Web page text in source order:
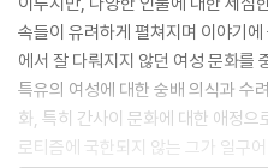
속들이 유려하게 펼쳐지며 이야기
에서 잘 다뤄지지 않던 여성 문화를
특유의 여성에 대한 숭배 의식과 수
화, 특히 간사이 문화에 대한 애정
로티즘에 국한되지 않는 그가 일구